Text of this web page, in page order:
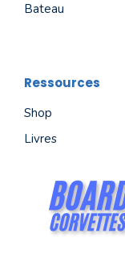
Bateau
Ressources
Shop
Livres